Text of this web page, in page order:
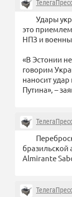
Удары
это
НПЗ и
«В Эстонии
говорим
наносит
Путина», –
бразильской
Almirante